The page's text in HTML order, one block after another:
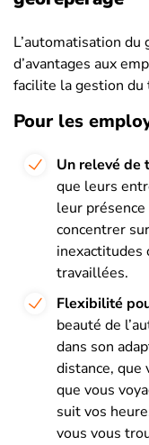
L’automatisation
d’avantages aux
facilite la gestion du
Pour les
Un relevé de
que leurs
leur
concentrer
inexactitudes
travaillées.
Flexibilité
beauté de
dans son
distance, que
que vous
suit vos
vous vous